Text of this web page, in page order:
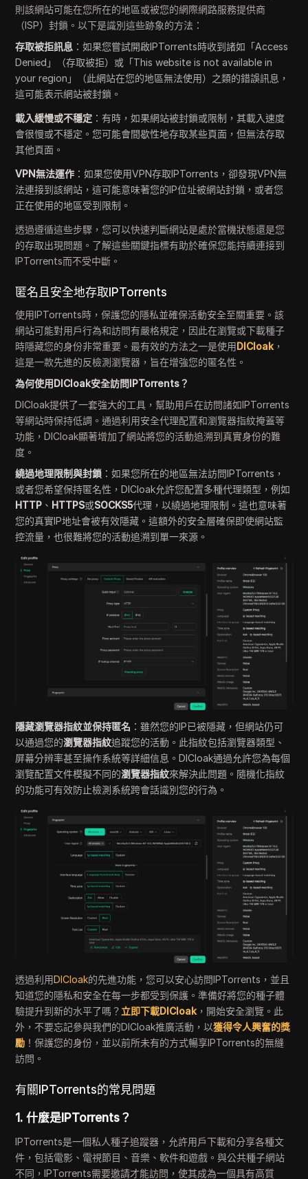
則該網站可能在您所在的地區或被您的網際網路服務提供商
（ISP）封鎖。以下是識別這些跡象的方法：
存取被拒訊息 ：如果您嘗試開啟IPTorrents時收到諸如「Access
Denied」（存取被拒）或「This website is not available in
your region」（此網站在您的地區無法使用）之類的錯誤訊息，
這可能表示網站被封鎖。
載入緩慢或不穩定 ：有時，如果網站被封鎖或限制，其載入速度
會很慢或不穩定。您可能會間歇性地存取某些頁面，但無法存取
其他頁面。
VPN無法運作 ：如果您使用VPN存取IPTorrents，卻發現VPN無
法連接到該網站，這可能意味著您的IP位址被網站封鎖，或者您
正在使用的地區受到限制。
透過遵循這些步驟，您可以快速判斷網站是處於當機狀態還是您
的存取出現問題。了解這些關鍵指標有助於確保您能持續連接到
IPTorrents而不受中斷。
匿名且安全地存取IPTorrents
使用IPTorrents時，保護您的隱私並確保活動安全至關重要。該
網站可能對用戶行為和訪問有嚴格規定，因此在瀏覽或下載種子
時隱藏您的身份非常重要。最有效的方法之一是使用DICloak ，
這是一款先進的反檢測瀏覽器，旨在增強您的匿名性。
為何使用DICloak安全訪問IPTorrents？
DICloak提供了一套強大的工具，幫助用戶在訪問諸如IPTorrents
等網站時保持低調。通過利用安全代理配置和瀏覽器指紋掩蓋等
功能，DICloak顯著增加了網站將您的活動追溯到真實身份的難
度。
繞過地理限制與封鎖 ：如果您所在的地區無法訪問IPTorrents，
或者您希望保持匿名性，DICloak允許您配置多種代理類型，例如
HTTP 、 HTTPS或SOCKS5代理，以繞過地理限制。這也意味著
您的真實IP地址會被有效隱藏。這額外的安全層確保即使網站監
控流量，也很難將您的活動追溯到單一來源。
隱藏瀏覽器指紋並保持匿名 ：雖然您的IP已被隱藏，但網站仍可
以通過您的瀏覽器指紋追蹤您的活動。此指紋包括瀏覽器類型、
屏幕分辨率甚至操作系統等詳細信息。DICloak通過允許您為每個
瀏覽配置文件模擬不同的瀏覽器指紋來解決此問題。隨機化指紋
的功能可有效防止檢測系統跨會話識別您的行為。
透過利用DICloak的先進功能，您可以安心訪問IPTorrents，並且
知道您的隱私和安全在每一步都受到保護。準備好將您的種子體
驗提升到新的水平了嗎？ 立即下載DICloak ，開始安全瀏覽。此
外，不要忘記參與我們的DICloak推廣活動，以獲得令人興奮的獎
勵 ！保護您的身份，並以前所未有的方式暢享IPTorrents的無縫
訪問。
有關IPTorrents的常見問題
1. 什麼是IPTorrents？
IPTorrents是一個私人種子追蹤器，允許用戶下載和分享各種文
件，包括電影、電視節目、音樂、軟件和遊戲。與公共種子網站
不同，IPTorrents需要邀請才能訪問，使其成為一個具有高質